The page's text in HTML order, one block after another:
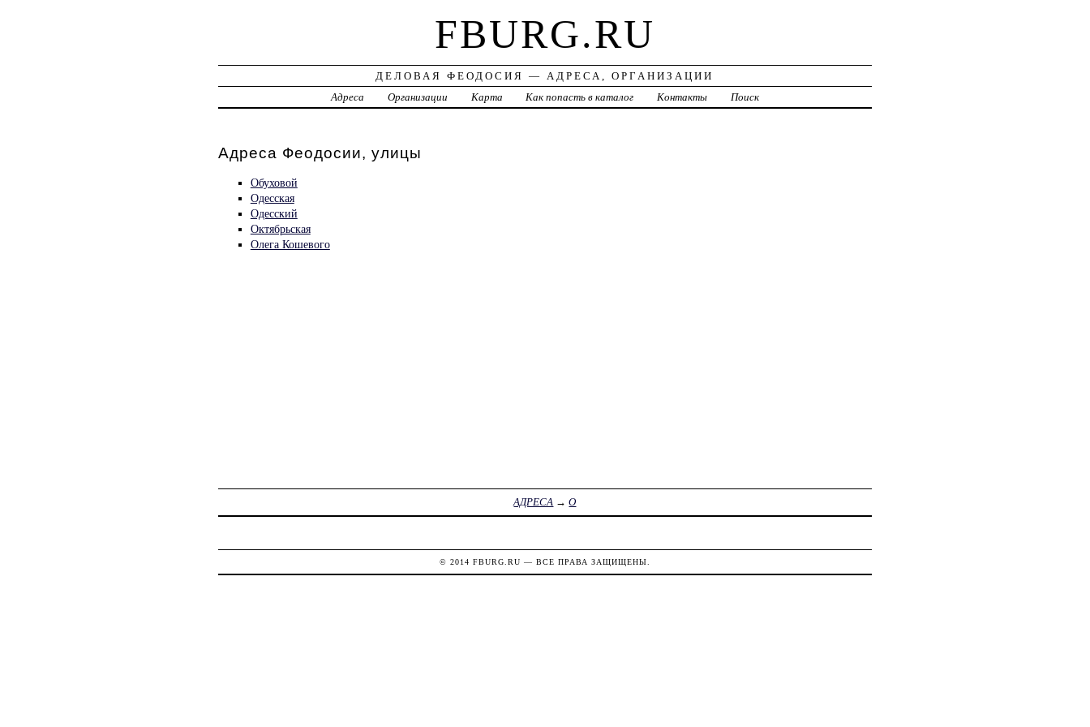
FBURG.RU
ДЕЛОВАЯ ФЕОДОСИЯ — АДРЕСА, ОРГАНИЗАЦИИ
Адреса
Организации Карта Как попасть в каталог Контакты Поиск
Адреса Феодосии, улицы
Обуховой
Одесская
Одесский
Октябрьская
Олега Кошевого
АДРЕСА →О
© 2014 FBURG.RU — ВСЕ ПРАВА ЗАЩИЩЕНЫ.